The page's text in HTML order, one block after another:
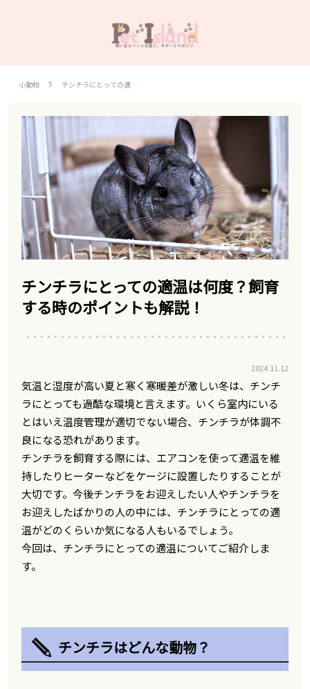
小動物 チンチラにとっての適…
チンチラにとっての適温は何度？飼育
する時のポイントも解説！
2024.11.12
気温と湿度が高い夏と寒く寒暖差が激しい冬は、チンチ
ラにとっても過酷な環境と言えます。いくら室内にいる
とはいえ温度管理が適切でない場合、チンチラが体調不
良になる恐れがあります。
チンチラを飼育する際には、エアコンを使って適温を維
持したりヒーターなどをケージに設置したりすることが
大切です。今後チンチラをお迎えしたい人やチンチラを
お迎えしたばかりの人の中には、チンチラにとっての適
温がどのくらいか気になる人もいるでしょう。
今回は、チンチラにとっての適温についてご紹介しま
す。
チンチラはどんな動物？